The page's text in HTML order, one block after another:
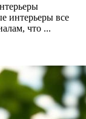
интерьеры все
что ...